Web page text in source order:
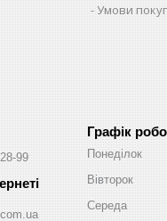
Умови
99
Графік
Понеділок
Вівторок
Середа